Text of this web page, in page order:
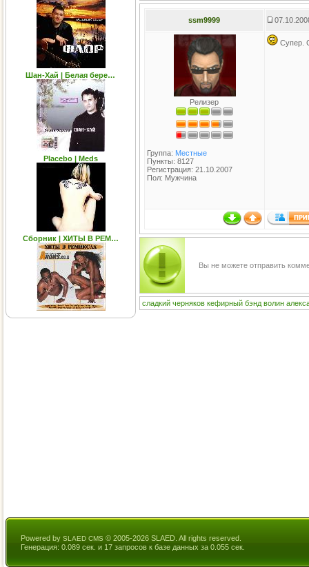
Шан-Хай | Белая бере…
Placebo | Meds
Сборник | ХИТЫ В РЕМ…
ssm9999
Релизер
Группа: Местные
Пункты: 8127
Регистрация: 21.10.2007
Пол: Мужчина
Супер.
Вы не можете отправить
сладкий черняков кефирный бэнд волин
Powered by SLAED CMS © 2005-2026 SLAED. All rights reserved.
Генерация: 0.089 сек. и 17 запросов к базе данных за 0.055 сек.